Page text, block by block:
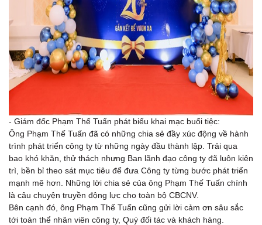
- Giám đốc Phạm Thế Tuấn phát biểu khai mạc buổi tiệc:
Ông Phạm Thế Tuấn đã có những chia sẻ đầy xúc động về hành
trình phát triển công ty từ những ngày đầu thành lập. Trải qua
bao khó khăn, thử thách nhưng Ban lãnh đạo công ty đã luôn kiên
trì, bền bỉ theo sát mục tiêu để đưa Công ty từng bước phát triển
mạnh mẽ hơn. Những lời chia sẻ của ông Phạm Thế Tuấn chính
là câu chuyện truyền động lực cho toàn bộ CBCNV.
Bên cạnh đó, ông Phạm Thế Tuấn cũng gửi lời cảm ơn sâu sắc
tới toàn thể nhân viên công ty, Quý đối tác và khách hàng.